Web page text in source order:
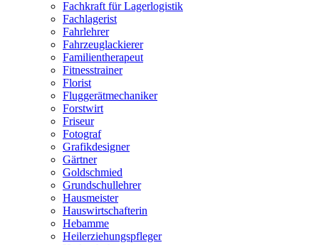
Fachkraft für Lagerlogistik
Fachlagerist
Fahrlehrer
Fahrzeuglackierer
Familientherapeut
Fitnesstrainer
Florist
Fluggerätmechaniker
Forstwirt
Friseur
Fotograf
Grafikdesigner
Gärtner
Goldschmied
Grundschullehrer
Hausmeister
Hauswirtschafterin
Hebamme
Heilerziehungspfleger